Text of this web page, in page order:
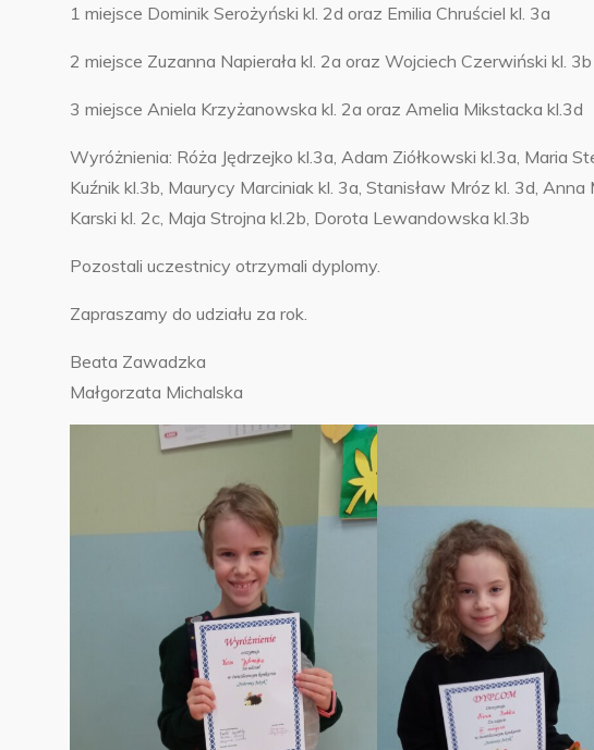
1 miejsce Dominik Serożyński kl. 2d oraz Emilia Chruściel kl. 3a
2 miejsce Zuzanna Napierała kl. 2a oraz Wojciech Czerwiński kl. 3b
3 miejsce Aniela Krzyżanowska kl. 2a oraz Amelia Mikstacka kl.3d
Wyróżnienia: Róża Jędrzejko kl.3a, Adam Ziółkowski kl.3a, Maria
Kuźnik kl.3b, Maurycy Marciniak kl. 3a, Stanisław Mróz kl. 3d,
Karski kl. 2c, Maja Strojna kl.2b, Dorota Lewandowska kl.3b
Pozostali uczestnicy otrzymali dyplomy.
Zapraszamy do udziału za rok.
Beata Zawadzka
Małgorzata Michalska